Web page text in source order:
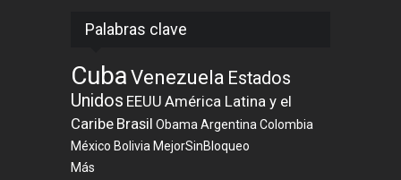
Palabras clave
CubaVenezuela Estados
Unidos EEUU América Latina y el
Caribe Brasil ObamaArgentinaColombia
México Bolivia MejorSinBloqueo
Más